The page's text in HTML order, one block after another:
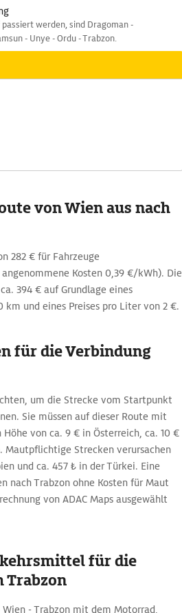
werden, sind Dragoman -
- Unye - Ordu - Trabzon.
von Wien aus nach
282 € für Fahrzeuge
Kosten 0,39 €/kWh). Die
394 € auf Grundlage eines
und eines Preises pro Liter von 2 €.
für die Verbindung
um die Strecke vom Startpunkt
Sie müssen auf dieser Route mit
von ca. 9 € in Österreich, ca. 10 €
Mautpflichtige Strecken verursachen
und ca. 457 ₺ in der Türkei. Eine
nach Trabzon ohne Kosten für Maut
von ADAC Maps ausgewählt
für die
Trabzon
- Trabzon mit dem Motorrad,